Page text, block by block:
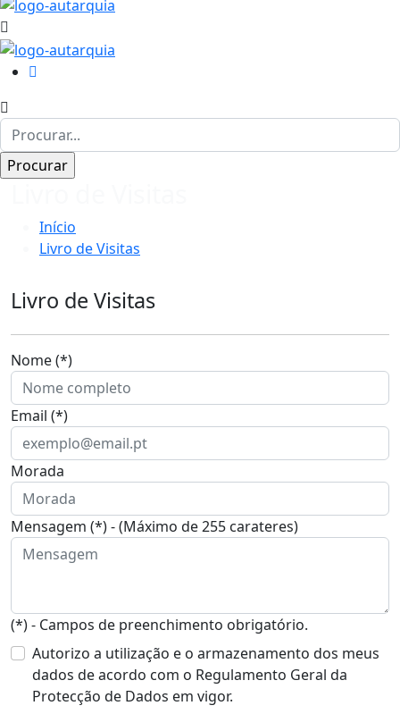
Início
Livro de Visitas
Livro de Visitas
Nome (*)
Email (*)
Morada
Mensagem (*) - (Máximo de 255 carateres)
(*) - Campos de preenchimento obrigatório.
Autorizo a utilização e o armazenamento dos meus
dados de acordo com o Regulamento Geral da
Protecção de Dados em vigor.